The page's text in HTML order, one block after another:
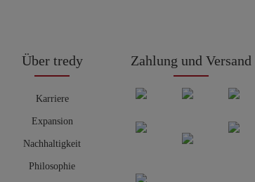
Über tredy
Karriere
Expansion
Nachhaltigkeit
Philosophie
Zahlung und Versand